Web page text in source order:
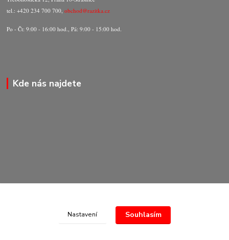
tel.: +420 234 700 700,obchod@razitka.cz
Po - Čt: 9:00 - 16:00 hod., Pá: 9:00 - 15:00 hod.
Kde nás najdete
Nastavení Souhlasím